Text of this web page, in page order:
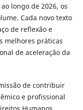
longo de 2026, os
Cada novo texto
de reflexão e
melhores práticas
de aceleração da
de contribuir
e profissional